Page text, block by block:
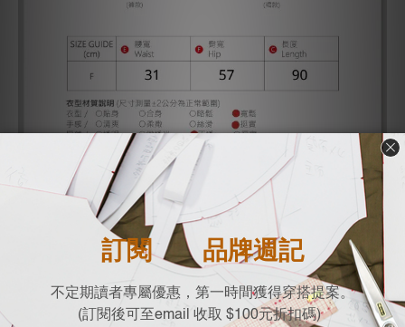
Q: 想問這件的細部尺吋，像是腰圍可以拉伸到多少？大腿和小腿
的寬度？感謝！